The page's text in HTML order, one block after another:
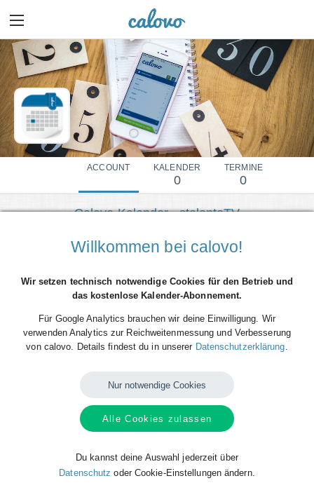
ACCOUNT KALENDER
0
TERMINE
0
Calovo-Kalender - stalentoTV
Mehr Details einblenden
Willkommen bei calovo!
Wir setzen technisch notwendige Cookies für den Betrieb und
das kostenlose Kalender-Abonnement.
Für Google Analytics brauchen wir deine Einwilligung. Wir
verwenden Analytics zur Reichweitenmessung und Verbesserung
von calovo. Details findest du in unserer Datenschutzerklärung
Nur notwendige Cookies
Alle Cookies zulassen
Du kannst deine Auswahl jederzeit über
Datenschutz oder Cookie-Einstellungen ändern.